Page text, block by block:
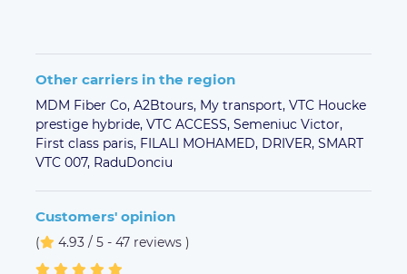
Other carriers in the region
MDM Fiber Co, A2Btours, My transport, VTC Houcke
prestige hybride, VTC ACCESS, Semeniuc Victor,
First class paris, FILALI MOHAMED, DRIVER, SMART
VTC 007, RaduDonciu
Customers' opinion
( 4.93 / 5 - 47 reviews )